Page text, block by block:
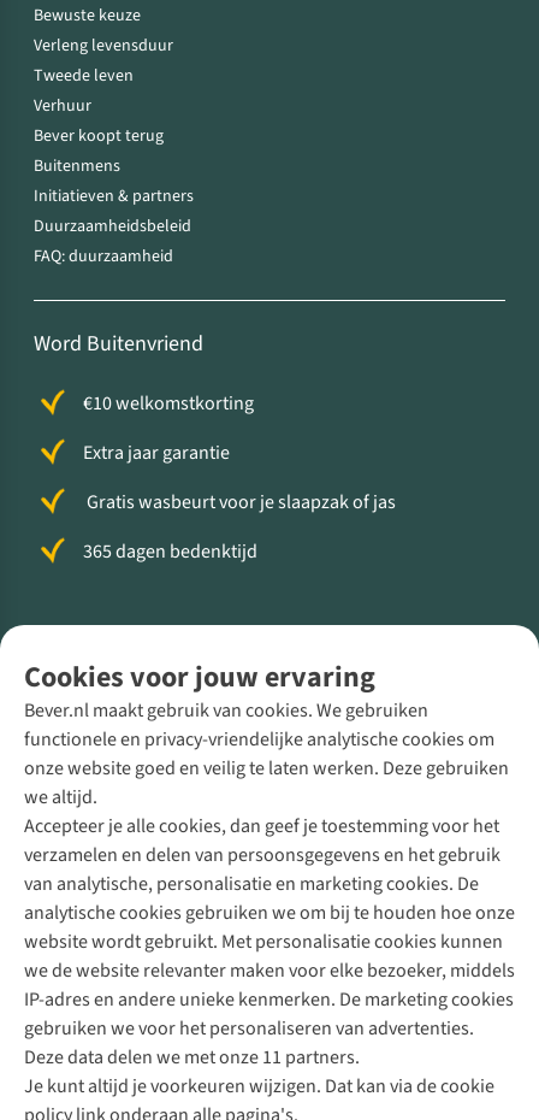
Cookies voor jouw ervaring
Bever.nl maakt gebruik van cookies. We gebruiken
functionele en privacy-vriendelijke analytische cookies om
onze website goed en veilig te laten werken. Deze gebruiken
we altijd.
Accepteer je alle cookies, dan geef je toestemming voor het
verzamelen en delen van persoonsgegevens en het gebruik
van analytische, personalisatie en marketing cookies. De
analytische cookies gebruiken we om bij te houden hoe onze
website wordt gebruikt. Met personalisatie cookies kunnen
we de website relevanter maken voor elke bezoeker, middels
IP-adres en andere unieke kenmerken. De marketing cookies
gebruiken we voor het personaliseren van advertenties.
Deze data delen we met onze 11 partners.
Je kunt altijd je voorkeuren wijzigen. Dat kan via de cookie
Bewuste keuze
Verleng levensduur
Tweede leven
Verhuur
Bever koopt terug
Buitenmens
Initiatieven & partners
Duurzaamheidsbeleid
FAQ: duurzaamheid
Word Buitenvriend
€10 welkomstkorting
Extra jaar garantie
Gratis wasbeurt voor je slaapzak of jas
365 dagen bedenktijd
Direct advies van een Buitenexpert
+31 (0)85 888 50 88
+31 6 12 28 49 80
Contactformulier